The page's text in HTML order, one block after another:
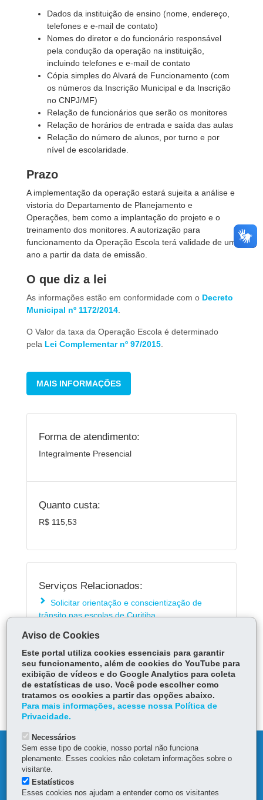
Dados da instituição de ensino (nome, endereço,
telefones e e-mail de contato)
Nomes do diretor e do funcionário responsável
pela condução da operação na instituição,
incluindo telefones e e-mail de contato
Cópia simples do Alvará de Funcionamento (com
os números da Inscrição Municipal e da Inscrição
no CNPJ/MF)
Relação de funcionários que serão os monitores
Relação de horários de entrada e saída das aulas
Relação do número de alunos, por turno e por
nível de escolaridade.
Prazo
A implementação da operação estará sujeita a análise e
vistoria do Departamento de Planejamento e
Operações, bem como a implantação do projeto e o
treinamento dos monitores. A autorização para
funcionamento da Operação Escola terá validade de um
ano a partir da data de emissão.
O que diz a lei
As informações estão em conformidade com o Decreto
Municipal nº 1172/2014
O Valor da taxa da Operação Escola é determinado
pela Lei Complementar nº 97/2015
MAIS INFORMAÇÕES
Forma de atendimento:
Integralmente Presencial
Quanto custa:
R$ 115,53
Serviços Relacionados:
Solicitar orientação e conscientização de
trânsito nas escolas de Curitiba
(EPTran) da Prefeitura de Curitiba
ÓRGÃO RESPONSÁVEL
DEIXE SUA OPINIÃO
DENUNCIE CORRUPÇÃO
Aviso de Cookies
Este portal utiliza cookies essenciais para garantir
seu funcionamento, além de cookies do YouTube para
exibição de vídeos e do Google Analytics para coleta
de estatísticas de uso. Você pode escolher como
tratamos os cookies a partir das opções abaixo.
Para mais informações, acesse nossa Política de
Privacidade.
Necessários
Sem esse tipo de cookie, nosso portal não funciona
plenamente. Esses cookies não coletam informações sobre o
visitante.
Estatísticos
Esses cookies nos ajudam a entender como os visitantes